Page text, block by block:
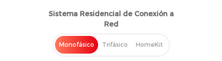
Sistema Residencial de Conexión a
Red
Monofásico Trifásico HomeKit